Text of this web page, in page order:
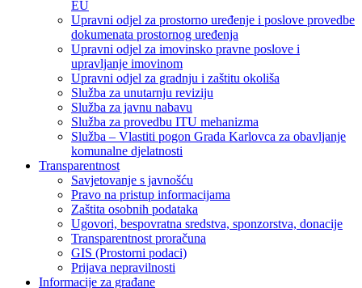
EU
Upravni odjel za prostorno uređenje i poslove provedbe
dokumenata prostornog uređenja
Upravni odjel za imovinsko pravne poslove i
upravljanje imovinom
Upravni odjel za gradnju i zaštitu okoliša
Služba za unutarnju reviziju
Služba za javnu nabavu
Služba za provedbu ITU mehanizma
Služba – Vlastiti pogon Grada Karlovca za obavljanje
komunalne djelatnosti
Transparentnost
Savjetovanje s javnošću
Pravo na pristup informacijama
Zaštita osobnih podataka
Ugovori, bespovratna sredstva, sponzorstva, donacije
Transparentnost proračuna
GIS (Prostorni podaci)
Prijava nepravilnosti
Informacije za građane